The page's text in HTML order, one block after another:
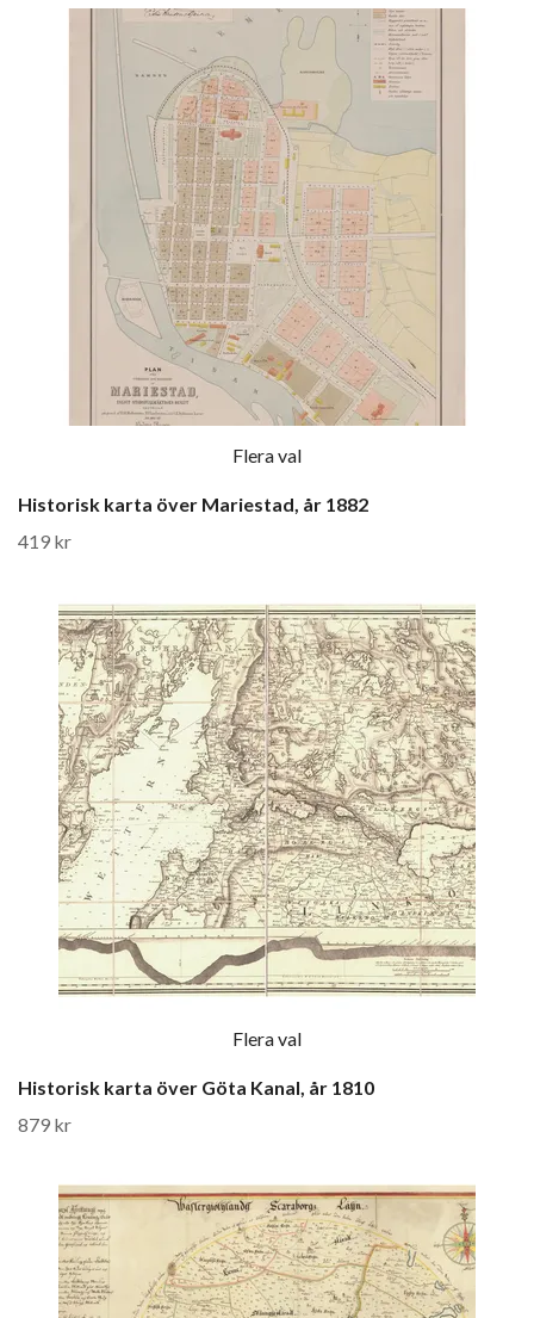
Flera val
Historisk karta över Mariestad, år 1882
419 kr
Flera val
Historisk karta över Göta Kanal, år 1810
879 kr